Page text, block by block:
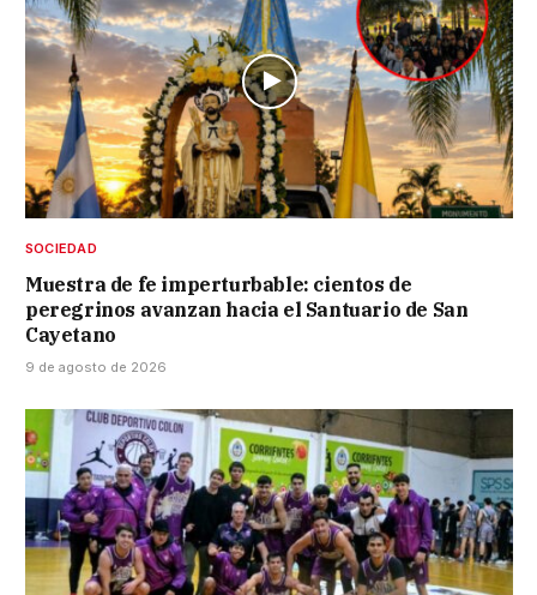
SOCIEDAD
Muestra de fe imperturbable: cientos de
peregrinos avanzan hacia el Santuario de San
Cayetano
9 de agosto de 2026